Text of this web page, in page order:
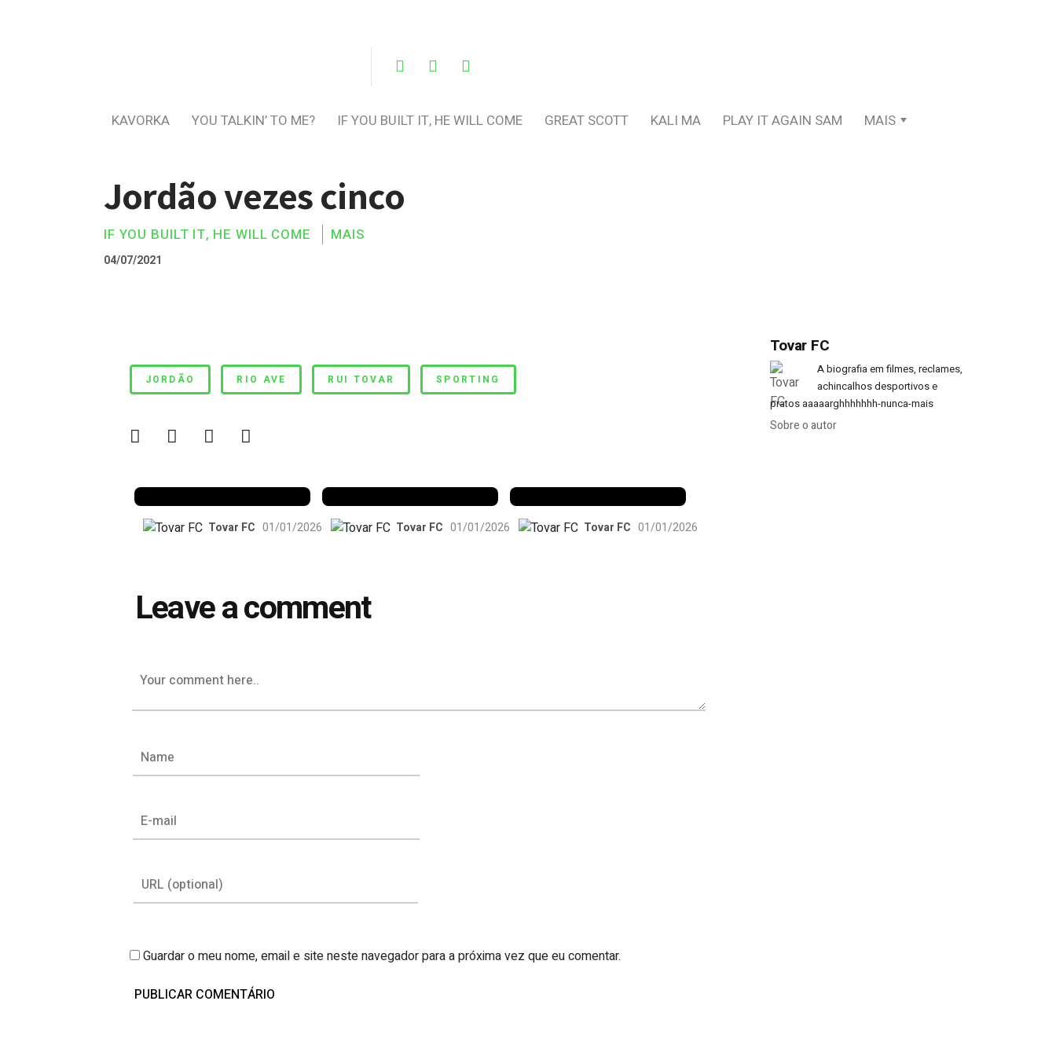
KAVORKA YOU TALKIN’ TO ME? IF YOU BUILT IT, HE WILL COME GREAT SCOTT KALI MA PLAY IT AGAIN SAM MAIS
Jordão vezes cinco
IF YOU BUILT IT, HE WILL COME MAIS
04/07/2021
Jordão vezes cinco
JORDÃO RIO AVE RUI TOVAR SPORTING
Tovar FC 01/01/2026 Tovar FC 01/01/2026 Tovar FC 01/01/2026
Leave a comment
Guardar o meu nome, email e site neste navegador para a próxima vez que eu comentar.
Tovar FC
A biografia em filmes, reclames,
achincalhos desportivos e
pratos aaaaarghhhhhhh-nunca-mais
Sobre o autor